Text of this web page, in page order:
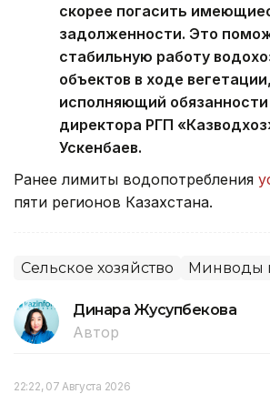
скорее погасить
задолженности. Это
стабильную работу
объектов в ходе
исполняющий обязанности
директора РГП
Ускенбаев.
Ранее лимиты водопотребления
пяти регионов Казахстана.
Сельское хозяйство Минводы
Динара Жусупбекова
Автор
22:22, 07 Августа 2026